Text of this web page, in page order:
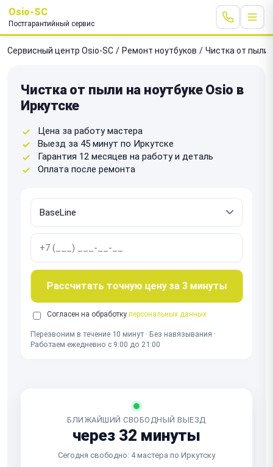
Osio-SC
Постгарантийный сервис
Сервисный центр Osio-SC / Ремонт ноутбуков / Чистка от пыли
Чистка от пыли на ноутбуке Osio в
Иркутске
Цена за работу мастера
Выезд за 45 минут по Иркутске
Гарантия 12 месяцев на работу и деталь
Оплата после ремонта
Рассчитать точную цену за 3 минуты
Согласен на обработку персональных данных
Перезвоним в течение 10 минут · Без навязывания ·
Работаем ежедневно с 9:00 до 21:00
БЛИЖАЙШИЙ СВОБОДНЫЙ ВЫЕЗД
через 32 минуты
Сегодня свободно: 4 мастера по Иркутску